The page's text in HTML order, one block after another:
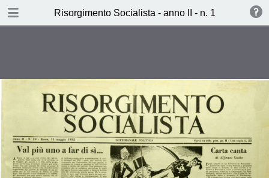
Risorgimento Socialista - anno II - n. 19 - 11
TABLE OF CONTENTS
La commedia delle ambizioni
(Didimo Chierico)
Pro e Contro